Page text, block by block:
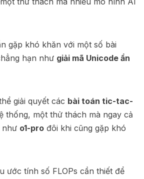
gặp khó khăn với một số bài
hạn như giải mã Unicode ẩn
giải quyết các bài toán tic-tac-
thống, một thử thách mà ngay cả
như o1-pro đôi khi cũng gặp khó
ước tính số FLOPs cần thiết để